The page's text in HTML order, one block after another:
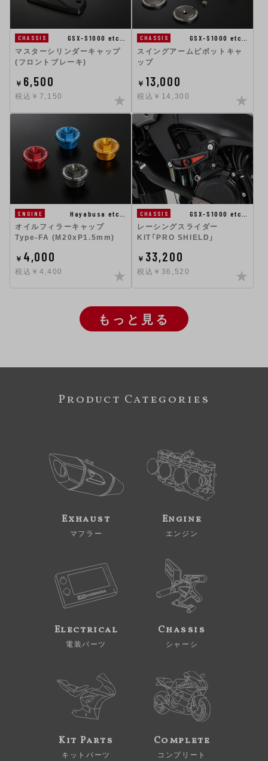
CHASSIS
GSX-S1000 etc…
マスターシリンダーキャップ
(フロントブレーキ)
￥ 6,500
税込￥7,150
CHASSIS
GSX-S1000 etc…
スイングアームピボットキャ
ップ
￥ 13,000
税込￥14,300
ENGINE
Hayabusa etc…
オイルフィラーキャップ
Type-FA (M20xP1.5mm)
￥ 4,000
税込￥4,400
CHASSIS
GSX-S1000 etc…
レーシングスライダー
KIT「PRO SHIELD」
￥ 33,200
税込￥36,520
もっと見る
Product Categories
Exhaust
マフラー
Engine
エンジン
Electrical
電装パーツ
Chassis
シャーシ
Kit Parts
キットパーツ
Complete
コンプリート